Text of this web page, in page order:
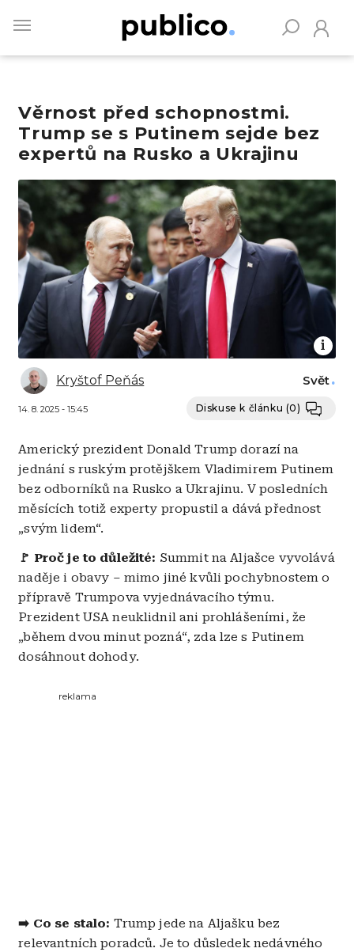
main
Věrnost před schopnostmi.
Trump se s Putinem sejde bez
expertů na Rusko a Ukrajinu
Obrázek
Kryštof Peňás
14. 8. 2025 - 15:45
Svět
Diskuse k článku (0)
Americký prezident Donald Trump dorazí na
jednání s ruským protějškem Vladimirem Putinem
bez odborníků na Rusko a Ukrajinu. V posledních
měsících totiž experty propustil a dává přednost
„svým lidem“.
🚩 Proč je to důležité: Summit na Aljašce vyvolává
naděje i obavy – mimo jiné kvůli pochybnostem o
přípravě Trumpova vyjednávacího týmu.
Prezident USA neuklidnil ani prohlášeními, že
„během dvou minut pozná“, zda lze s Putinem
dosáhnout dohody.
reklama
➡️ Co se stalo: Trump jede na Aljašku bez
relevantních poradců. Je to důsledek nedávného
Vyhledávejte na Publiku